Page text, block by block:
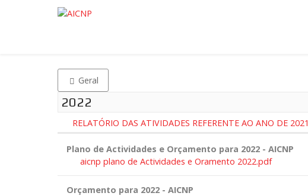
Geral
2022
RELATÓRIO DAS ATIVIDADES REFERENTE AO ANO DE 2021
Plano de Actividades e Orçamento para 2022 - AICNP
aicnp plano de Actividades e Oramento 2022.pdf
Orçamento para 2022 - AICNP